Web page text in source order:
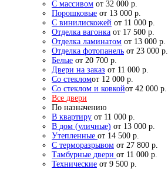
С массивом от 32 000 р.
Порошковые от 13 000 р.
С винилискожей от 11 000 р.
Отделка вагонка от 17 500 р.
Отделка ламинатом от 13 000 р.
Отделка фотопанель от 23 000 р.
Белые от 20 700 р.
Двери на заказ от 11 000 р.
Со стекломот 12 000 р.
Со стеклом и ковкойот 42 000 р.
Все двери
По назначению
В квартиру от 11 000 р.
В дом (уличные) от 13 000 р.
Утепленные от 14 500 р.
С терморазрывом от 27 800 р.
Тамбурные двери от 11 000 р.
Технические от 9 500 р.